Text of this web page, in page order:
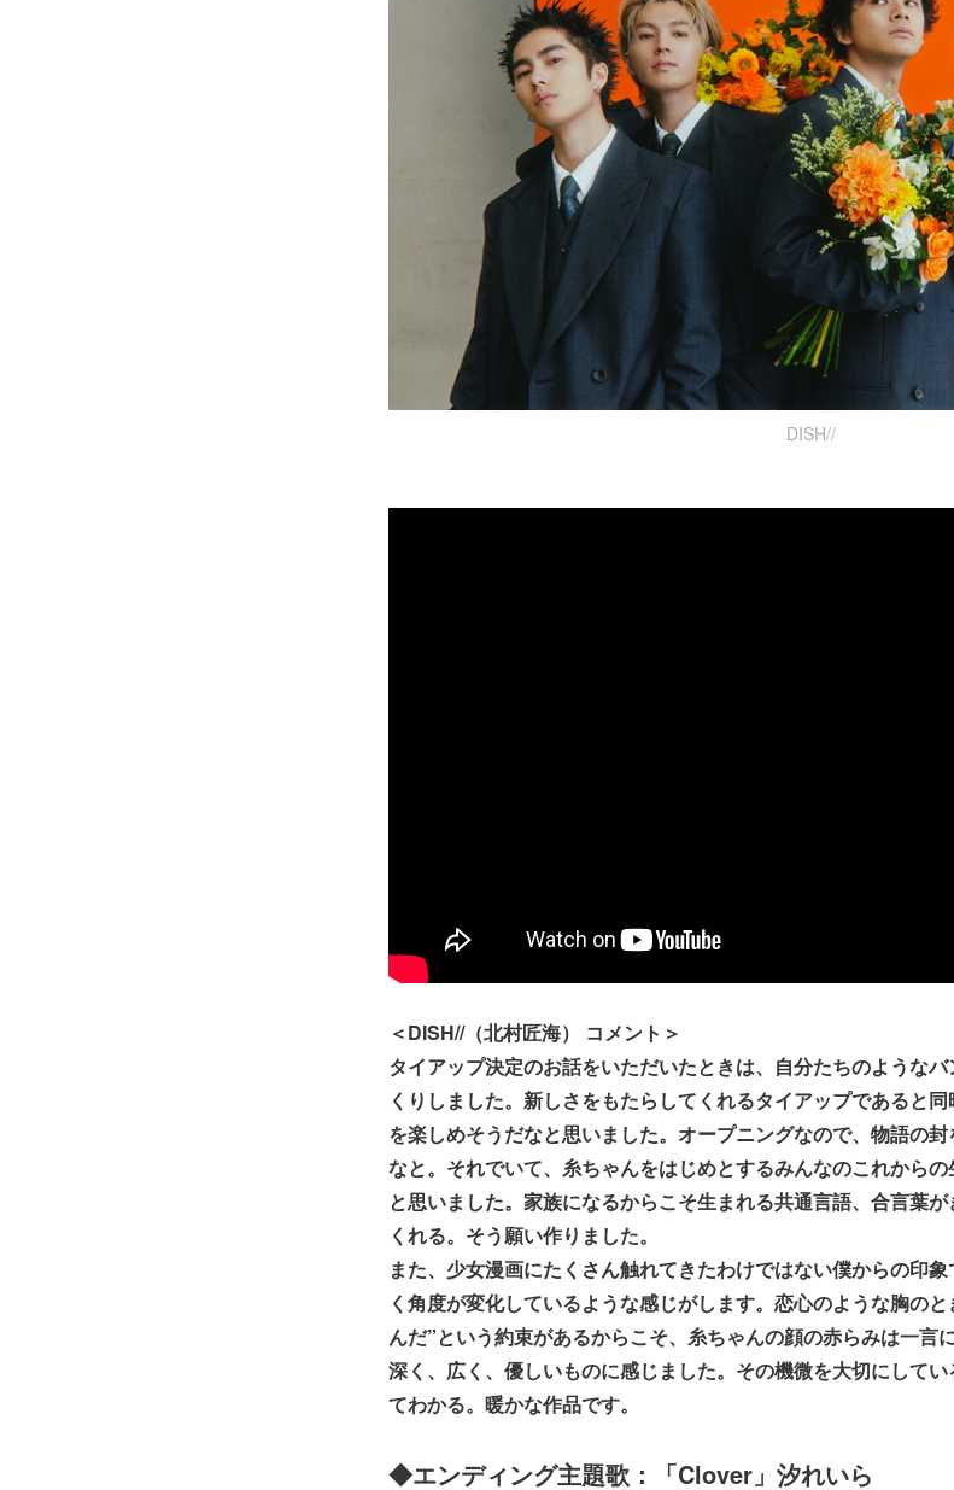
DISH//
＜DISH//（北村匠海） コメント＞
タイアップ決定のお話をいただいたときは、自分たちのような
くりしました。新しさをもたらしてくれるタイアップであると
を楽しめそうだなと思いました。オープニングなので、物語の
なと。それでいて、糸ちゃんをはじめとするみんなのこれから
と思いました。家族になるからこそ生まれる共通言語、合言葉
くれる。そう願い作りました。
また、少女漫画にたくさん触れてきたわけではない僕からの印
く角度が変化しているような感じがします。恋心のような胸の
んだ”という約束があるからこそ、糸ちゃんの顔の赤らみは一言
深く、広く、優しいものに感じました。その機微を大切にして
てわかる。暖かな作品です。
◆エンディング主題歌：「Clover」汐れいら